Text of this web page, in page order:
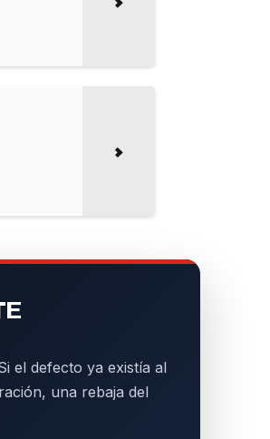
el defecto ya existía al
una rebaja del